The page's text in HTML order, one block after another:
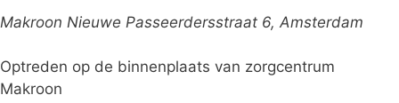
Makroon Nieuwe Passeerdersstraat 6, Amsterdam
Optreden op de binnenplaats van zorgcentrum
Makroon